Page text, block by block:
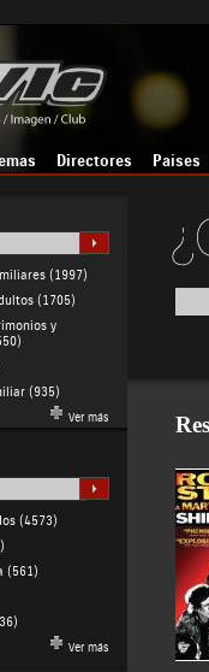
Directores Países
(1997)
(1705)
y
(935)
Ver más
(4573)
(561)
Ver más